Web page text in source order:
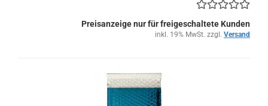
Preisanzeige nur für freigeschaltete Kunden
inkl. 19% MwSt. zzgl. Versand